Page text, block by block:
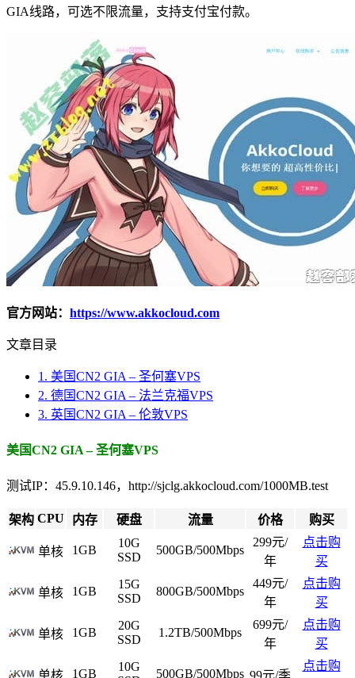
GIA线路，可选不限流量，支持支付宝付款。
官方网站： https://www.akkocloud.com
文章目录
1. 美国CN2 GIA – 圣何塞VPS
2. 德国CN2 GIA – 法兰克福VPS
3. 英国CN2 GIA – 伦敦VPS
美国CN2 GIA – 圣何塞VPS
测试IP：45.9.10.146，http://sjclg.akkocloud.com/1000MB.test
架构 CPU 内存 硬盘 流量 价格 购买
单核 1GB
10G
SSD
500GB/500Mbps
299元/
年
点击购
买
单核 1GB
15G
SSD
800GB/500Mbps
449元/
年
点击购
买
单核 1GB
20G
SSD
1.2TB/500Mbps
699元/
年
点击购
买
1GB
10G
500GB/500Mbps
点击购